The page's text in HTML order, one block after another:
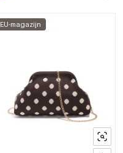
EU-magazijn